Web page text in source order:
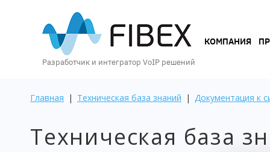
КОМПАНИЯ
УСЛУГИ
Разработчик и интегратор VoIP решений
КОМПАНИЯ
Главная | Техническая база знаний | Документация к
Техническая база